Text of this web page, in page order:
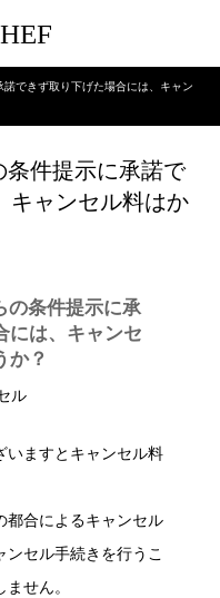
できず取り下げた場合には、キャン
件提示に承諾で
キャンセル料はか
条件提示に承
には、キャンセ
か？
ル
いますとキャンセル料
都合によるキャンセル
セル手続きを行うこ
せん。